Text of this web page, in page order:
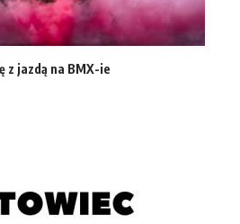
z jazdą na BMX-ie